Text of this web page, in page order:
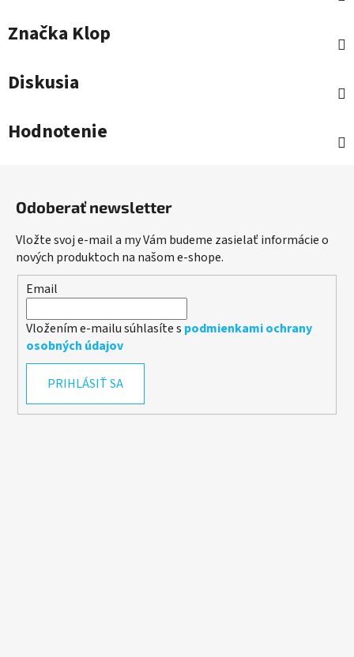
Značka Klop
Diskusia
Hodnotenie
Odoberať newsletter
Vložte svoj e-mail a my Vám budeme zasielať informácie o
nových produktoch na našom e-shope.
Email
Vložením e-mailu súhlasíte s podmienkami ochrany
osobných údajov
PRIHLÁSIŤ SA